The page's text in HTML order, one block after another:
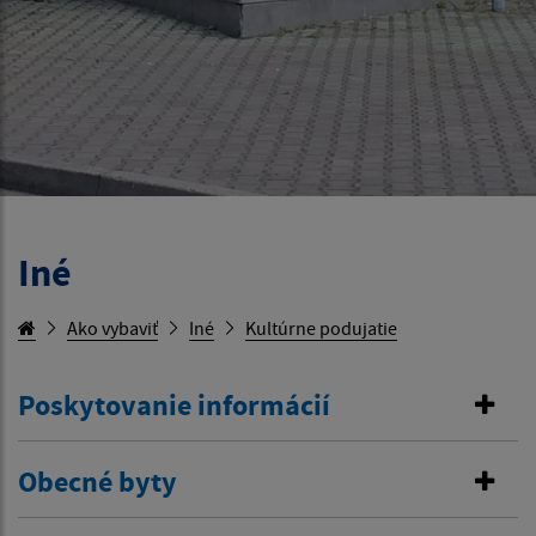
Iné
Ako vybaviť Iné Kultúrne podujatie
Poskytovanie informácií
Obecné byty